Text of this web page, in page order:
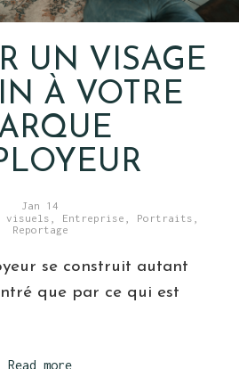
UN VISAGE
À VOTRE
Jan 14
visuels Entreprise Portraits
Reportage
se construit autant
que par ce qui est
Read more